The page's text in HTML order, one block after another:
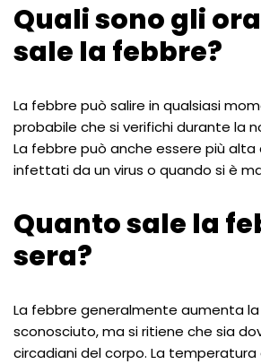
Quali sono gli
sale la febbre?
La febbre può salire in qualsiasi
probabile che si verifichi durante la
La febbre può anche essere più alta
infettati da un virus o quando si è
Quanto sale la
sera?
La febbre generalmente aumenta la
sconosciuto, ma si ritiene che sia
circadiani del corpo. La